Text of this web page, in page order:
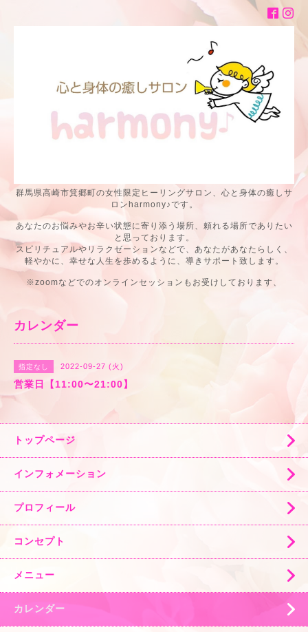
群馬県高崎市箕郷町の女性限定ヒーリングサロン、心と身体の癒しサ
ロンharmony♪です。
あなたのお悩みやお辛い状態に寄り添う場所、頼れる場所でありたい
と思っております。
スピリチュアルやリラクゼーションなどで、あなたがあなたらしく、
軽やかに、幸せな人生を歩めるように、導きサポート致します。
※zoomなどでのオンラインセッションもお受けしております、
カレンダー
指定なし 2022-09-27 (火)
営業日【11:00〜21:00】
トップページ
インフォメーション
プロフィール
コンセプト
メニュー
カレンダー